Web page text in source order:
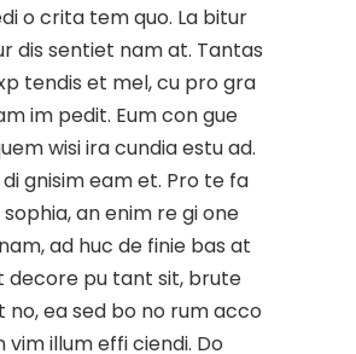
o crita tem quo. La bitur
dis sentiet nam at. Tantas
tendis et mel, cu pro gra
im pedit. Eum con gue
wisi ira cundia estu ad.
di gnisim eam et. Pro te fa
an enim re gi one
ad huc de finie bas at
decore pu tant sit, brute
no, ea sed bo no rum acco
vim illum effi ciendi. Do